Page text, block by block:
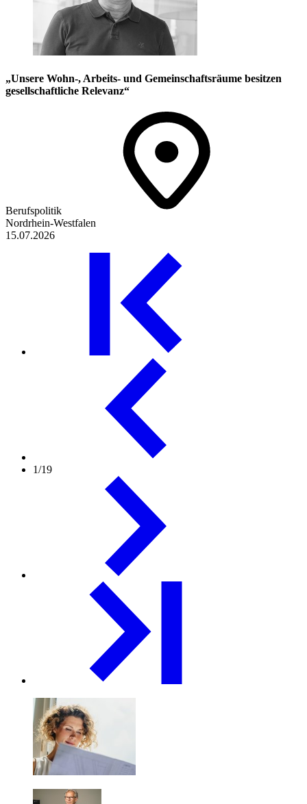
„Unsere Wohn-, Arbeits- und Gemeinschaftsräume besitzen
gesellschaftliche Relevanz“
Berufspolitik
Nordrhein-Westfalen
15.07.2026
1/19